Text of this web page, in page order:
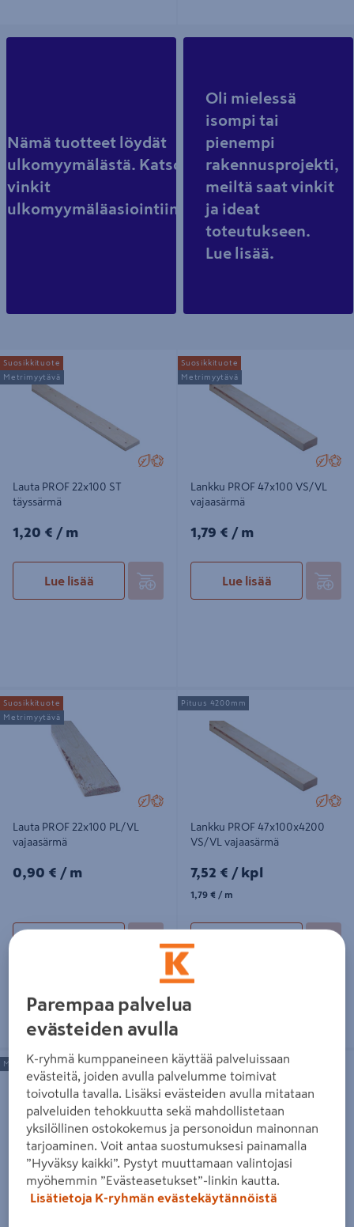
Nämä tuotteet löydät
ulkomyymälästä. Katso
vinkit
ulkomyymäläasiointiin.
Oli mielessä
isompi tai
pienempi
rakennusprojekti,
meiltä saat vinkit
ja ideat
toteutukseen.
Lue lisää.
Lauta PROF 22x100 ST täyssärmä
Lauta PROF 22x100 ST
täyssärmä
1,20€/m
1,20 € / m
Lue lisää
Suosikkituote
Metrimyytävä
Lankku PROF 47x100 VS/VL
vajaasärmä
Lankku PROF 47x100 VS/VL
vajaasärmä
1,79€/m
1,79 € / m
Lue lisää
Suosikkituote
Metrimyytävä
Lauta PROF 22x100 PL/VL
vajaasärmä
Lauta PROF 22x100 PL/VL
vajaasärmä
0,90€/m
0,90 € / m
Suosikkituote
Metrimyytävä
Lankku PROF 47x100x4200 VS/VL
vajaasärmä
Lankku PROF 47x100x4200
VS/VL vajaasärmä
7,52€/kpl
7,52 € / kpl
1,79€/m
1,79 € / m
Pituus 4200mm
Lauta PROF 32x100 VS/VL
vajaasärmä
Lauta PROF 32x100 VS/VL
vajaasärmä
Metrimyytävä
Lauta PROF 22x100x4500 ST
täyssärmä
Lauta PROF 22x100x4500 ST
täyssärmä
Pituus 4500mm
Parempaa palvelua
evästeiden avulla
K-ryhmä kumppaneineen käyttää palveluissaan
evästeitä, joiden avulla palvelumme toimivat
toivotulla tavalla. Lisäksi evästeiden avulla mitataan
palveluiden tehokkuutta sekä mahdollistetaan
yksilöllinen ostokokemus ja personoidun mainonnan
tarjoaminen. Voit antaa suostumuksesi painamalla
”Hyväksy kaikki”. Pystyt muuttamaan valintojasi
myöhemmin ”Evästeasetukset”-linkin kautta.
Lisätietoja K-ryhmän evästekäytännöistä